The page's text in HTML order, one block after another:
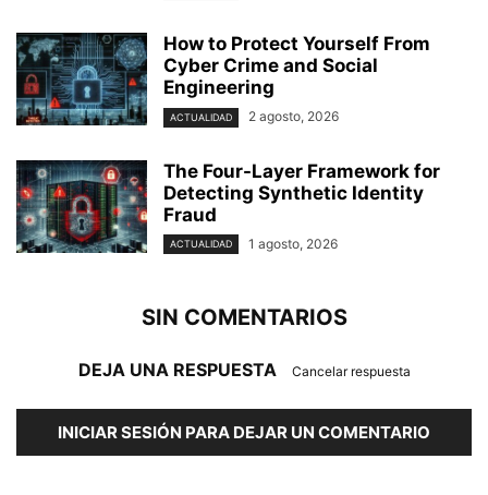
How to Protect Yourself From
Cyber Crime and Social
Engineering
ACTUALIDAD 2 agosto, 2026
The Four-Layer Framework for
Detecting Synthetic Identity
Fraud
ACTUALIDAD 1 agosto, 2026
SIN COMENTARIOS
DEJA UNA RESPUESTA Cancelar respuesta
INICIAR SESIÓN PARA DEJAR UN COMENTARIO